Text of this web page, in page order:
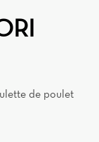
de poulet